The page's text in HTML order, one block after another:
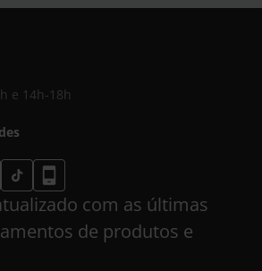
e 14h-18h
com as últimas
de produtos e